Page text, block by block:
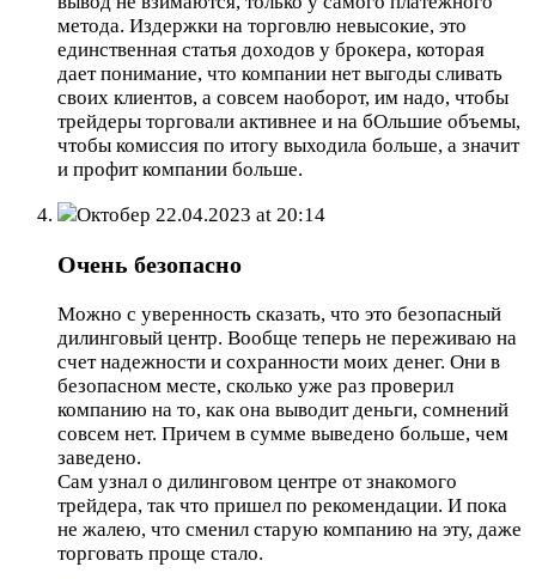
метода. Издержки на торговлю невысокие, это
единственная статья доходов у брокера, которая
дает понимание, что компании нет выгоды сливать
своих клиентов, а совсем наоборот, им надо, чтобы
трейдеры торговали активнее и на бОльшие объемы,
чтобы комиссия по итогу выходила больше, а значит
и профит компании больше.
Октобер 22.04.2023 at 20:14
Очень безопасно
Можно с уверенность сказать, что это безопасный
дилинговый центр. Вообще теперь не переживаю на
счет надежности и сохранности моих денег. Они в
безопасном месте, сколько уже раз проверил
компанию на то, как она выводит деньги, сомнений
совсем нет. Причем в сумме выведено больше, чем
заведено.
Сам узнал о дилинговом центре от знакомого
трейдера, так что пришел по рекомендации. И пока
не жалею, что сменил старую компанию на эту, даже
торговать проще стало.